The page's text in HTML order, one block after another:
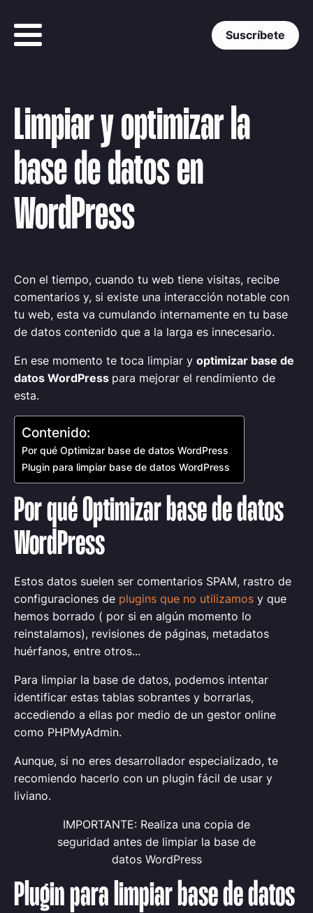
Suscríbete
Limpiar y optimizar la
base de datos en
WordPress
Con el tiempo, cuando tu web tiene visitas, recibe
comentarios y, si existe una interacción notable con
tu web, esta va cumulando internamente en tu base
de datos contenido que a la larga es innecesario.
En ese momento te toca limpiar y optimizar base de
datos WordPress para mejorar el rendimiento de
esta.
Contenido:
Por qué Optimizar base de datos WordPress
Plugin para limpiar base de datos WordPress
Por qué Optimizar base de datos
WordPress
Estos datos suelen ser comentarios SPAM, rastro de
configuraciones de plugins que no utilizamos y que
hemos borrado ( por si en algún momento lo
reinstalamos), revisiones de páginas, metadatos
huérfanos, entre otros...
Para limpiar la base de datos, podemos intentar
identificar estas tablas sobrantes y borrarlas,
accediendo a ellas por medio de un gestor online
como PHPMyAdmin.
Aunque, si no eres desarrollador especializado, te
recomiendo hacerlo con un plugin fácil de usar y
liviano.
IMPORTANTE: Realiza una copia de
seguridad antes de limpiar la base de
datos WordPress
Plugin para limpiar base de datos